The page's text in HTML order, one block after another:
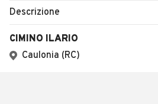
Descrizione
CIMINO ILARIO
Caulonia (RC)